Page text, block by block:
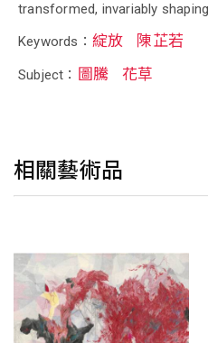
transformed, invariably
Keywords： 綻放 陳芷若
Subject： 圖騰 花草
相關藝術品